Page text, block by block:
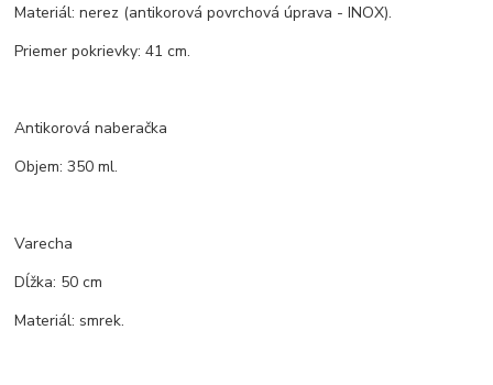
Materiál: nerez (antikorová povrchová úprava - INOX).
Priemer pokrievky: 41 cm.
Antikorová naberačka
Objem: 350 ml.
Varecha
Dĺžka: 50 cm
Materiál: smrek.